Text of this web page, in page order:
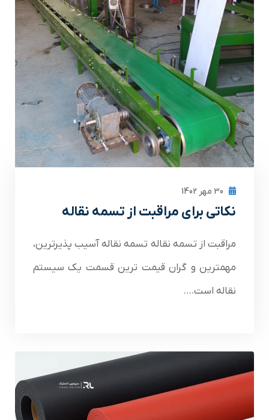
نکاتی برای مراقبت از تسمه نقاله
مراقبت از تسمه نقاله تسمه نقاله آسیب پذیرترین،
مهمترین و گران قیمت ترین قسمت یک سیستم
نقاله است.…